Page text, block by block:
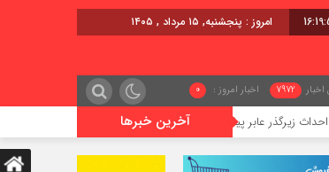
امروز : پنجشنبه, ۱۵ مرداد , ۱۴۰۵
7972 اخبار امروز : 0
آخرین خبرهاپیاده در حریم ریلی قائمشهر